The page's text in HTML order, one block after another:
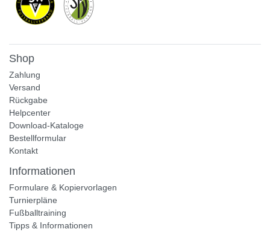
Shop
Zahlung
Versand
Rückgabe
Helpcenter
Download-Kataloge
Bestellformular
Kontakt
Informationen
Formulare & Kopiervorlagen
Turnierpläne
Fußballtraining
Tipps & Informationen